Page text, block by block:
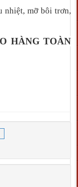
nhiệt, mỡ bôi trơn,
HÀNG TOÀN